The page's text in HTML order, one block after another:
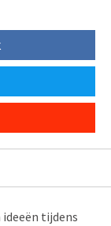
tijdens